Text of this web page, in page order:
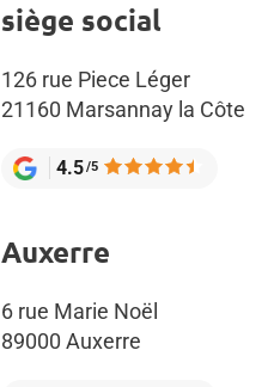
siège social
126 rue Piece Léger
21160 Marsannay la Côte
4.5/5
Auxerre
6 rue Marie Noël
89000 Auxerre